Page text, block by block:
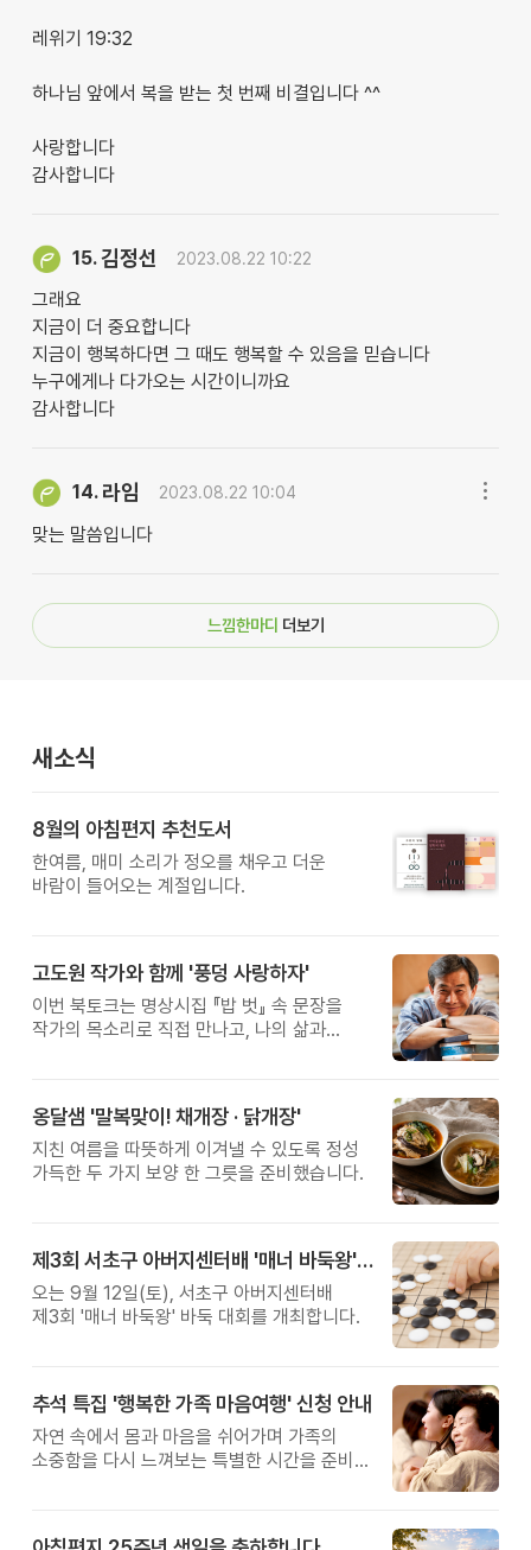
레위기 19:32
하나님 앞에서 복을 받는 첫 번째 비결입니다 ^^
사랑합니다
감사합니다
15.김정선 2023.08.22 10:22
그래요
지금이 더 중요합니다
지금이 행복하다면 그 때도 행복할 수 있음을 믿습니다
누구에게나 다가오는 시간이니까요
감사합니다
14. 라임 2023.08.22 10:04
맞는 말씀입니다
느낌한마디 더보기
새소식
8월의 아침편지 추천도서
한여름, 매미 소리가 정오를 채우고 더운
바람이 들어오는 계절입니다.
고도원 작가와 함께 '풍덩 사랑하자'
이번 북토크는 명상시집 『밥 벗』 속 문장을
작가의 목소리로 직접 만나고, 나의 삶과
옹달샘 '말복맞이! 채개장 · 닭개장'
지친 여름을 따뜻하게 이겨낼 수 있도록 정성
가득한 두 가지 보양 한 그릇을 준비했습니다.
제3회 서초구 아버지센터배 '매너 바둑왕' 대회
오는 9월 12일(토), 서초구 아버지센터배
제3회 '매너 바둑왕' 바둑 대회를 개최합니다.
추석 특집 '행복한 가족 마음여행' 신청 안내
자연 속에서 몸과 마음을 쉬어가며 가족의
소중함을 다시 느껴보는 특별한 시간을 준비해